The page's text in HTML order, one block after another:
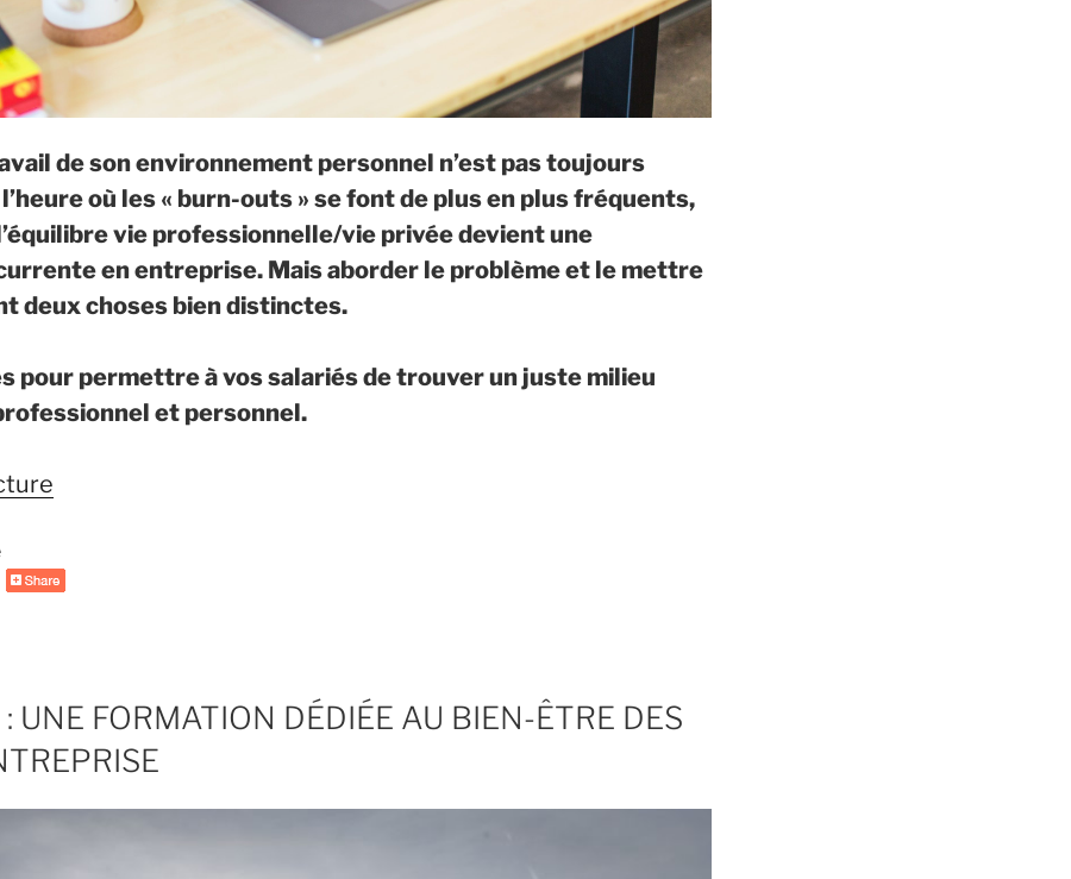
de son environnement personnel n’est pas toujours
où les « burn-outs » se font de plus en plus fréquents,
vie professionnelle/vie privée devient une
en entreprise. Mais aborder le problème et le mettre
deux choses bien distinctes.
pour permettre à vos salariés de trouver un juste milieu
et personnel.
pour
équipes
à
concilier
vie
UNE FORMATION DÉDIÉE AU BIEN-ÊTRE DES